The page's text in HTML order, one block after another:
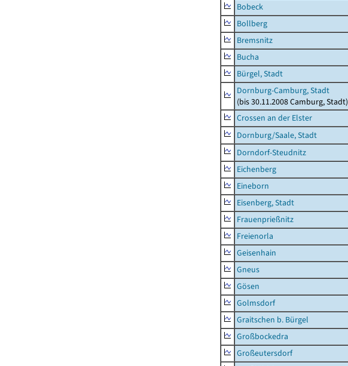
Bobeck
Bollberg
Bremsnitz
Bucha
Bürgel, Stadt
Dornburg-Camburg, Stadt
(bis 30.11.2008 Camburg, Stadt)
Crossen an der Elster
Dornburg/Saale, Stadt
Dorndorf-Steudnitz
Eichenberg
Eineborn
Eisenberg, Stadt
Frauenprießnitz
Freienorla
Geisenhain
Gneus
Gösen
Golmsdorf
Graitschen b. Bürgel
Großbockedra
Großeutersdorf